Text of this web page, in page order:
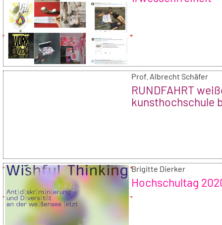
Prof. Albrecht Schäfer
RUNDFAHRT
kunsthochschule
Brigitte Dierker
Hochschultag